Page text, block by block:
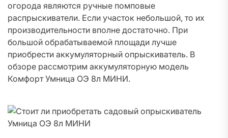
огорода являются ручные помповые
распрыскиватели. Если участок небольшой, то их
производительности вполне достаточно. При
большой обрабатываемой площади лучше
приобрести аккумуляторный опрыскиватель. В
обзоре рассмотрим аккумуляторную модель
Комфорт Умница ОЭ 8л МИНИ.